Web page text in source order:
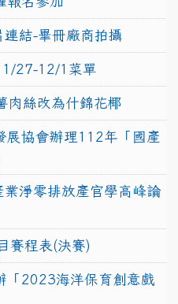
結-畢冊廠商拍攝
27-12/1菜單
肉絲改為什錦花椰
展協會辦理112年「國產
淨零排放產官學高峰論
賽程表(決賽)
「2023海洋保育創意戲